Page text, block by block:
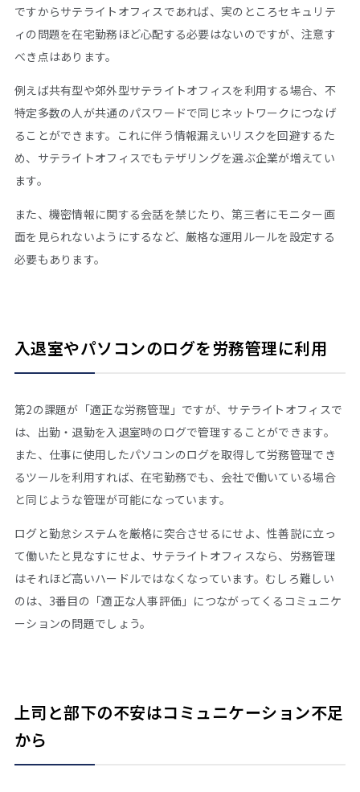
ですからサテライトオフィスであれば、実のところセキュリテ
ィの問題を在宅勤務ほど心配する必要はないのですが、注意す
べき点はあります。
例えば共有型や郊外型サテライトオフィスを利用する場合、不
特定多数の人が共通のパスワードで同じネットワークにつなげ
ることができます。これに伴う情報漏えいリスクを回避するた
め、サテライトオフィスでもテザリングを選ぶ企業が増えてい
ます。
また、機密情報に関する会話を禁じたり、第三者にモニター画
面を見られないようにするなど、厳格な運用ルールを設定する
必要もあります。
入退室やパソコンのログを労務管理に利用
第2の課題が「適正な労務管理」ですが、サテライトオフィスで
は、出勤・退勤を入退室時のログで管理することができます。
また、仕事に使用したパソコンのログを取得して労務管理でき
るツールを利用すれば、在宅勤務でも、会社で働いている場合
と同じような管理が可能になっています。
ログと勤怠システムを厳格に突合させるにせよ、性善説に立っ
て働いたと見なすにせよ、サテライトオフィスなら、労務管理
はそれほど高いハードルではなくなっています。むしろ難しい
のは、3番目の「適正な人事評価」につながってくるコミュニケ
ーションの問題でしょう。
上司と部下の不安はコミュニケーション不足
から